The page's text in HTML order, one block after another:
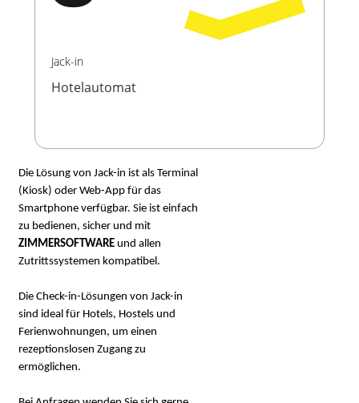
Jack-in
Hotelautomat
Die Lösung von Jack-in ist als Terminal
(Kiosk) oder Web-App für das
Smartphone verfügbar. Sie ist einfach
zu bedienen, sicher und mit
ZIMMERSOFTWARE und allen
Zutrittssystemen kompatibel.
Die Check-in-Lösungen von Jack-in
sind ideal für Hotels, Hostels und
Ferienwohnungen, um einen
rezeptionslosen Zugang zu
ermöglichen.